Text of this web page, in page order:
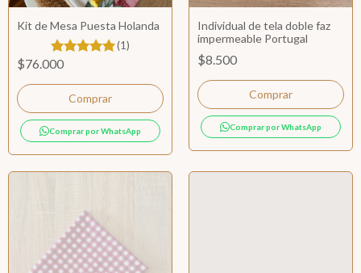
Kit de Mesa Puesta Holanda
(1)
$76.000
Comprar
Comprar por WhatsApp
Individual de tela doble faz
impermeable Portugal
$8.500
Comprar por WhatsApp